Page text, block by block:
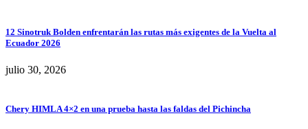
12 Sinotruk Bolden enfrentarán las rutas más exigentes de la Vuelta al
Ecuador 2026
julio 30, 2026
Chery HIMLA 4×2 en una prueba hasta las faldas del Pichincha